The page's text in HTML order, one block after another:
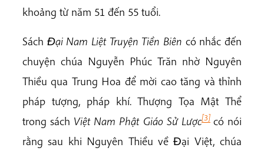
khoảng từ năm 51 đến 55 tuổi.
Sách Ðại Nam Liệt Truyện Tiền Biên có nhắc đến
chuyện chúa Nguyễn Phúc Trăn nhờ Nguyên
Thiều qua Trung Hoa để mời cao tăng và thỉnh
pháp tượng, pháp khí. Thượng Tọa Mật Thể
trong sách Việt Nam Phật Giáo Sử Lược[3] có nói
rằng sau khi Nguyên Thiều về Ðại Việt, chúa